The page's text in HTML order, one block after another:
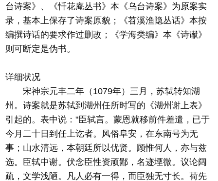
台诗案》、《忏花庵丛书》本《乌台诗案》为原案实
录，基本上保存了诗案原貌；《苕溪渔隐丛话》本按
编撰诗话的要求作过删改；《学海类编》本《诗谳》
则可断定是伪书。
详细状况
宋神宗元丰二年（1079年）三月，苏轼转知湖
州。诗案就是苏轼到湖州任所时写的《湖州谢上表》
引起的。表中说："臣轼言。蒙恩就移前件差遣，已于
今月二十日到任上讫者。风俗阜安，在东南号为无
事；山水清远，本朝廷所以优贤。顾惟何人，亦与兹
选。臣轼中谢。伏念臣性资顽鄙，名迹堙微。议论阔
疏，文学浅陋。凡人必有一得，而臣独无寸长。荷先